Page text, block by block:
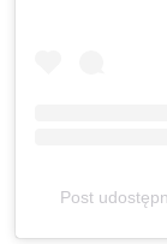
Post